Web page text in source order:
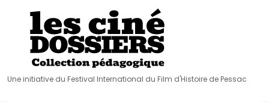
Une initiative du Festival International du Film d'Histoire de Pessac